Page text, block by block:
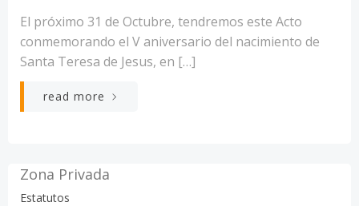
El próximo 31 de Octubre, tendremos este Acto
conmemorando el V aniversario del nacimiento de
Santa Teresa de Jesus, en […]
read more
Zona Privada
Estatutos